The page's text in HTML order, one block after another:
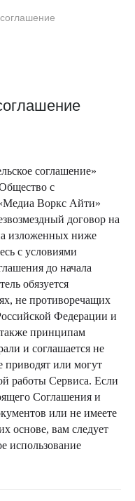
соглашение»
с
Воркс Айти»
договор на
изложенных ниже
с условиями
до начала
обязуется
не противоречащих
Федерации и
принципам
и соглашается не
приводят или могут
работы Сервиса. Если
Соглашения и
или не имеете
основе, вам следует
использование